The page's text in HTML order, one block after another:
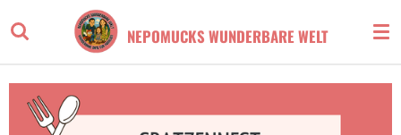
Hauptinhalt
NEPOMUCKS WUNDERBARE WELT